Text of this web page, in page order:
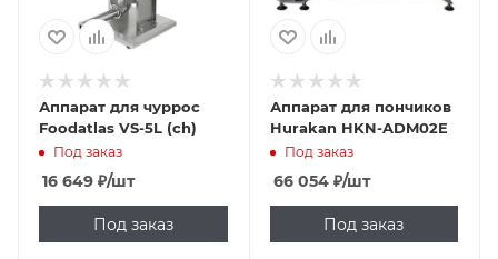
Аппарат для чуррос
Foodatlas VS-5L (ch)
Под заказ
16 649 ₽/шт
Под заказ
Аппарат для пончиков
Hurakan HKN-ADM02E
Под заказ
66 054₽/шт
Под заказ